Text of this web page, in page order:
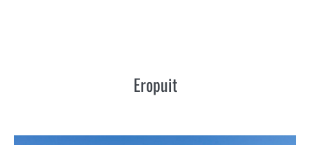
Eropuit